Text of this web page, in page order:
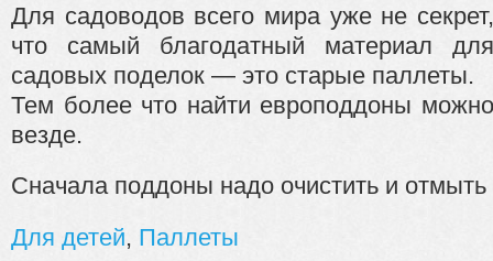
Для садоводов всего мира уже не секрет,
что самый благодатный материал для
садовых поделок — это старые паллеты.
Тем более что найти европоддоны можно
везде.
Сначала поддоны надо очистить и отмыть
Для детей, Паллеты